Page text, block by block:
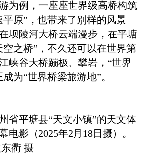
例，一座座世界级高桥构筑
平原”，也带来了别样的风景
坝陵河大桥云端漫步，在平塘
空之桥”，不久还可以在世界第
谷大桥蹦极、攀岩，“世界
为“世界桥梁旅游地”。
平塘县“天文小镇”的天文体
电影（2025年2月18日摄）。
衢 摄